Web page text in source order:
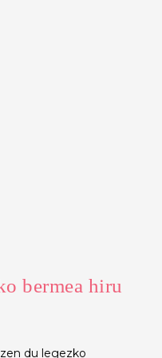
bermea hiru
du legezko